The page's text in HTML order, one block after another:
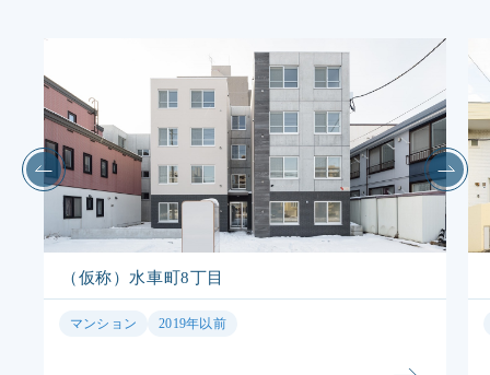
（仮称）水車町8丁目
マンション 2019年以前